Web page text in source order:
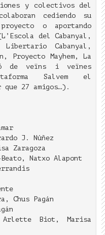
y colectivos del
cediendo su
o aportando
del Cabanyal,
Cabanyal,
Proyecto Mayhem, La
de veïns i veïnes
Salvem el
que 27 amigos…).
J. Núñez
Zaragoza
Beato, Natxo Alapont
Chus Pagán
Arlette Biot, Marisa